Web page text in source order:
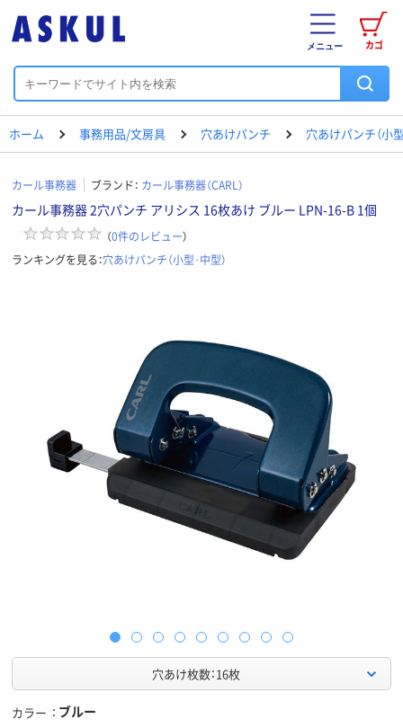
カゴ
メニュー
ホーム 事務用品/文房具 穴あけパンチ 穴あけパンチ（小
カール事務器 ブランド： カール事務器（CARL）
カール事務器 2穴パンチ アリシス 16枚あけ ブルー LPN-16-B 1個
（0件のレビュー）
ランキングを見る：穴あけパンチ（小型･中型）
穴あけ枚数：16枚
カラー ブルー